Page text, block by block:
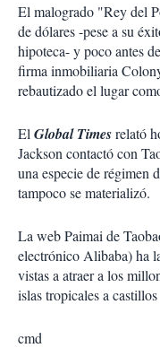
El malogrado "Rey del
de dólares -pese a su
hipoteca- y poco antes
firma inmobiliaria
rebautizado el lugar
El Global Timesrelató
Jackson contactó con
una especie de régimen
tampoco se materializó.
La web Paimai de
electrónico Alibaba) ha
vistas a atraer a los
islas tropicales a
cmd